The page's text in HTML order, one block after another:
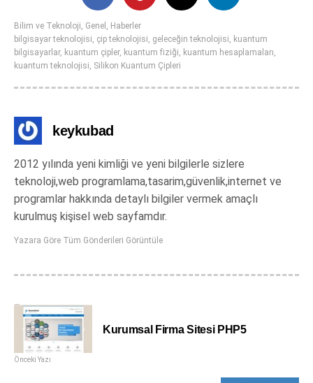
Bilim ve Teknoloji, Genel , Haberler
bilgisayar teknolojisi, çip teknolojisi, geleceğin teknolojisi, kuantum
bilgisayarlar, kuantum çipler, kuantum fiziği, kuantum hesaplamaları,
kuantum teknolojisi, Silikon Kuantum Çipleri
keykubad
2012 yılında yeni kimliği ve yeni bilgilerle sizlere
teknoloji,web programlama,tasarim,güvenlik,internet ve
programlar hakkında detaylı bilgiler vermek amaçlı
kurulmuş kişisel web sayfamdır.
Yazara Göre Tüm Gönderileri Görüntüle
Kurumsal Firma Sitesi PHP5
Önceki Yazı